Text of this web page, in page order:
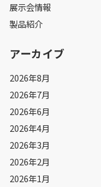
展示会情報
製品紹介
アーカイブ
2026年8月
2026年7月
2026年6月
2026年4月
2026年3月
2026年2月
2026年1月